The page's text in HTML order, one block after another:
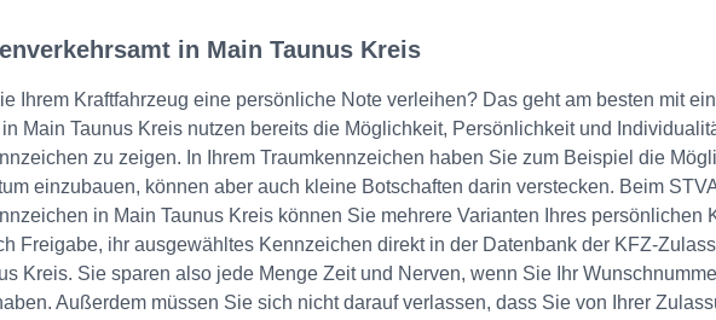
in Main Taunus Kreis
Ihrem Kraftfahrzeug eine persönliche Note verleihen? Das geht am besten mit
Main Taunus Kreis nutzen bereits die Möglichkeit, Persönlichkeit und
zu zeigen. In Ihrem Traumkennzeichen haben Sie zum Beispiel die
einzubauen, können aber auch kleine Botschaften darin verstecken. Beim
in Main Taunus Kreis können Sie mehrere Varianten Ihres persönlichen
Freigabe, ihr ausgewähltes Kennzeichen direkt in der Datenbank der KFZ-
Kreis. Sie sparen also jede Menge Zeit und Nerven, wenn Sie Ihr
Außerdem müssen Sie sich nicht darauf verlassen, dass Sie von Ihrer